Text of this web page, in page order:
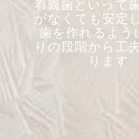
着義歯といって
がなくても安定
歯を作れるよう
りの段階から工
ります